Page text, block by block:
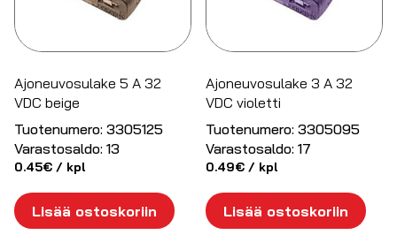
Ajoneuvosulake 5 A 32
VDC beige
Tuotenumero: 3305125
Varastosaldo: 13
0.45€ / kpl
Lisää ostoskoriin
Ajoneuvosulake 3 A 32
VDC violetti
Tuotenumero: 3305095
Varastosaldo: 17
0.49€ / kpl
Lisää ostoskoriin